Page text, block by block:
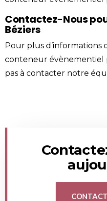
Contactez-Nous
Béziers
Pour plus d’informations
conteneur évènementiel
pas à contacter notre